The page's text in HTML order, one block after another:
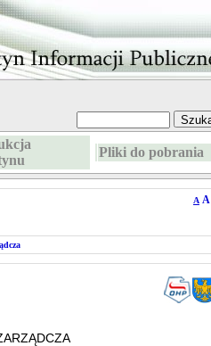
Pliki do pobrania
A A